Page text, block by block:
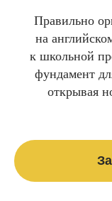
Правильно
на
к школьной
фундамент
открывая